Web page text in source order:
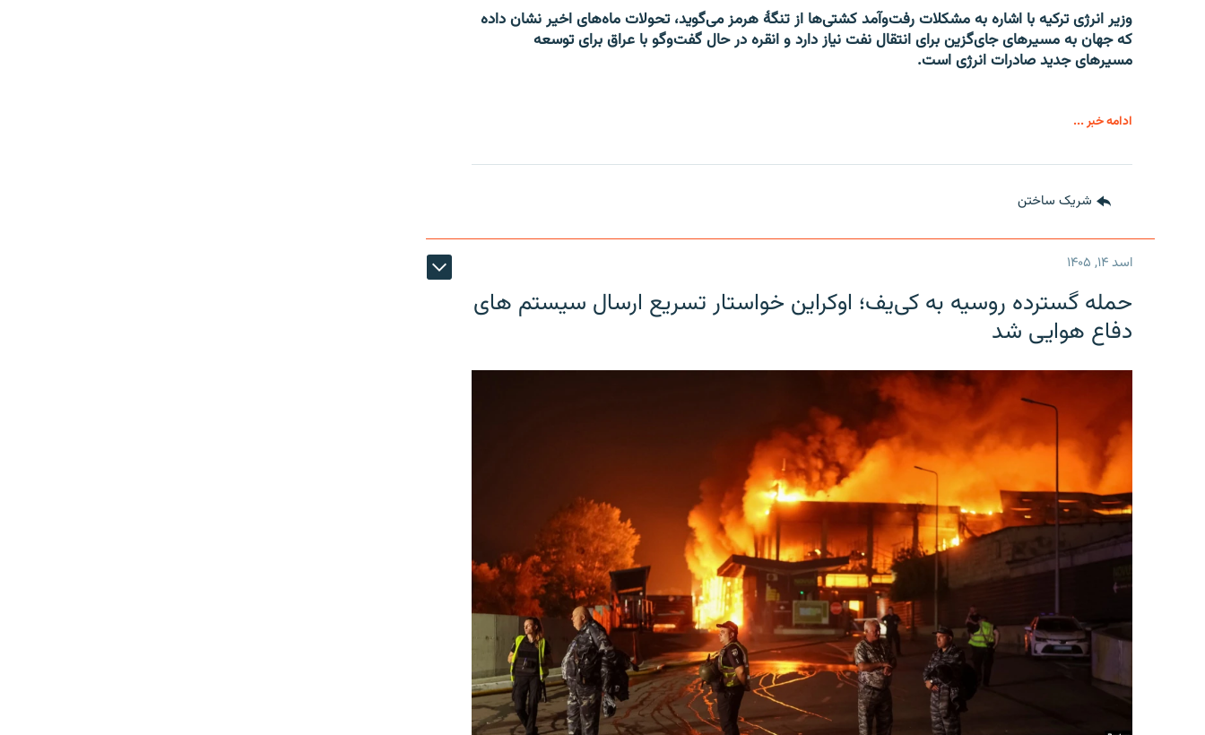
وزیر انرژی ترکیه با اشاره به مشکلات رفت‌وآمد کشتی‌ها از تنگۀ هرمز می‌گوید، تحولات ماه‌های اخیر نشان داده
که جهان به مسیرهای جای‌گزین برای انتقال نفت نیاز دارد و انقره در حال گفت‌وگو با عراق برای توسعه
مسیرهای جدید صادرات انرژی است.
ادامه خبر ...
شریک ساختن
اسد ۱۴, ۱۴۰۵
حمله گسترده روسیه به کی‌یف؛ اوکراین خواستار تسریع ارسال سیستم های
دفاع هوایی شد